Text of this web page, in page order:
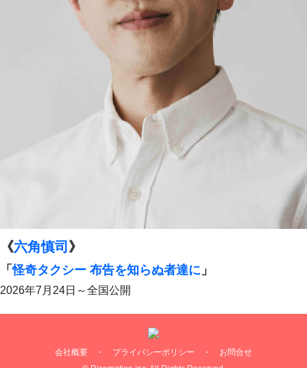
《六角慎司 》
「怪奇タクシー 布告を知らぬ者達に 」
2026年7月24日～全国公開
会社概要 ・ プライバシーポリシー ・ お問合せ